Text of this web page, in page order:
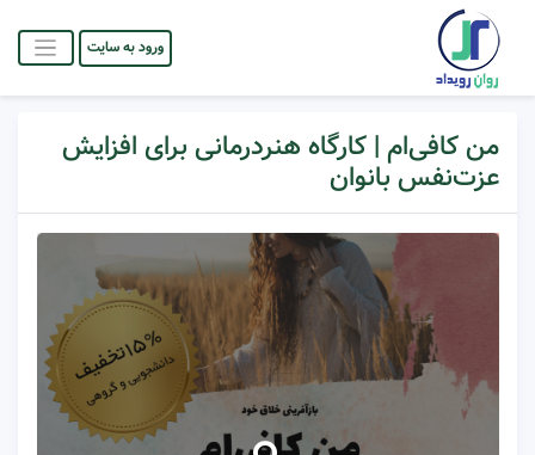
ورود به سایت
من کافی‌ام | کارگاه هنردرمانی برای افزایش
عزت‌نفس بانوان